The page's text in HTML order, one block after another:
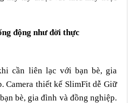
động như đời thực
cần liên lạc với bạn bè, gia
Camera thiết kế SlimFit dễ Giữ
bè, gia đình và đồng nghiệp.